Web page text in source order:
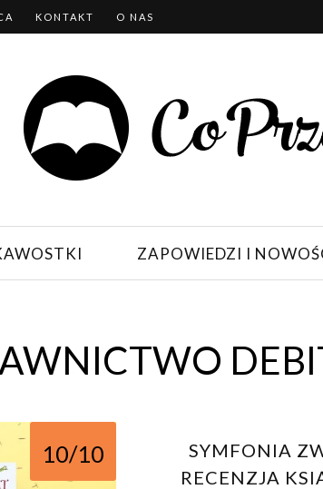
KONTAKT O NAS
ZAPOWIEDZI I
10/10
SYMFONIA
RECENZJA